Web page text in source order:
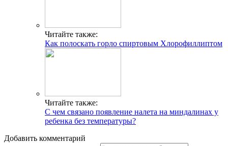
Читайте также:
Как полоскать горло спиртовым Хлорофиллиптом
Читайте также:
С чем связано появление налета на миндалинах у
ребенка без температуры?
Добавить комментарий